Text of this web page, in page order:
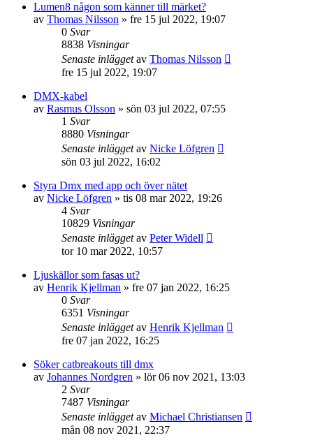
Lumen8 någon som känner till märket?
av Thomas Nilsson » fre 15 jul 2022, 19:07
0 Svar
8838 Visningar
Senaste inläggetav Thomas Nilsson
fre 15 jul 2022, 19:07
DMX-kabel
av Rasmus Olsson » sön 03 jul 2022, 07:55
1 Svar
8880 Visningar
Senaste inläggetav Nicke Löfgren
sön 03 jul 2022, 16:02
Styra Dmx med app och över nätet
av Nicke Löfgren » tis 08 mar 2022, 19:26
4 Svar
10829 Visningar
Senaste inläggetav Peter Widell
tor 10 mar 2022, 10:57
Ljuskällor som fasas ut?
av Henrik Kjellman » fre 07 jan 2022, 16:25
0 Svar
6351 Visningar
Senaste inläggetav Henrik Kjellman
fre 07 jan 2022, 16:25
Söker catbreakouts till dmx
av Johannes Nordgren » lör 06 nov 2021, 13:03
2 Svar
7487 Visningar
Senaste inläggetav Michael Christiansen
mån 08 nov 2021, 22:37